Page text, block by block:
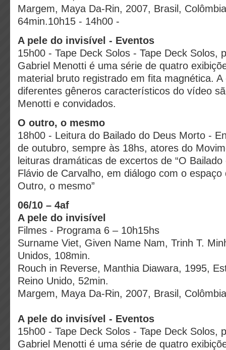
Margem, Maya Da-Rin, 2007, Brasil,
64min.10h15 - 14h00 -
A pele do invisível - Eventos
15h00 - Tape Deck Solos - Tape Deck Solos,
Gabriel Menotti é uma série de quatro
material bruto registrado em fita magnética. A
diferentes gêneros característicos do vídeo
Menotti e convidados.
O outro, o mesmo
18h00 - Leitura do Bailado do Deus Morto -
de outubro, sempre às 18hs, atores do
leituras dramáticas de excertos de “O
Flávio de Carvalho, em diálogo com o espaço
Outro, o mesmo”
06/10 – 4af
A pele do invisível
Filmes - Programa 6 – 10h15hs
Surname Viet, Given Name Nam, Trinh T.
Unidos, 108min.
Rouch in Reverse, Manthia Diawara, 1995,
Reino Unido, 52min.
Margem, Maya Da-Rin, 2007, Brasil,
A pele do invisível - Eventos
15h00 - Tape Deck Solos - Tape Deck Solos,
Gabriel Menotti é uma série de quatro